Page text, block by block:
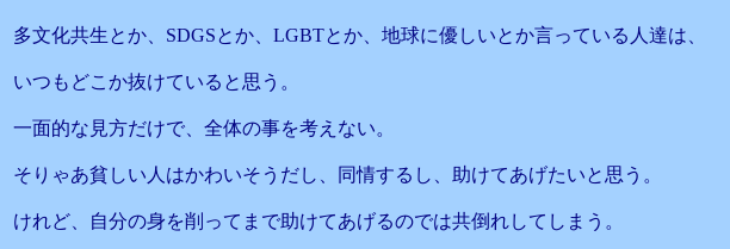
多文化共生とか、SDGSとか、LGBTとか、地球に優しいとか言っている人達は、
いつもどこか抜けていると思う。
一面的な見方だけで、全体の事を考えない。
そりゃあ貧しい人はかわいそうだし、同情するし、助けてあげたいと思う。
けれど、自分の身を削ってまで助けてあげるのでは共倒れしてしまう。